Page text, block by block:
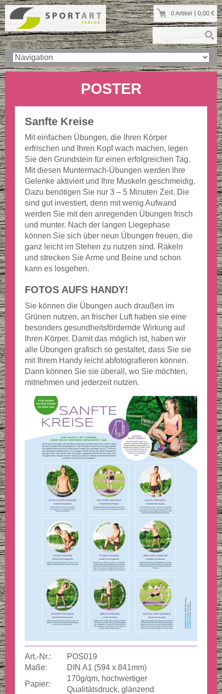
0 Artikel 0,00 €
POSTER
Sanfte Kreise
Mit einfachen Übungen, die Ihren Körper
erfrischen und Ihren Kopf wach machen, legen
Sie den Grundstein für einen erfolgreichen Tag.
Mit diesen Muntermach-Übungen werden Ihre
Gelenke aktiviert und Ihre Muskeln geschmeidig.
Dazu benötigen Sie nur 3 – 5 Minuten Zeit. Die
sind gut investiert, denn mit wenig Aufwand
werden Sie mit den anregenden Übungen frisch
und munter. Nach der langen Liegephase
können Sie sich über neun Übungen freuen, die
ganz leicht im Stehen zu nutzen sind. Räkeln
und strecken Sie Arme und Beine und schon
kann es losgehen.
FOTOS AUFS HANDY!
Sie können die Übungen auch draußen im
Grünen nutzen, an frischer Luft haben sie eine
besonders gesundheitsfördernde Wirkung auf
Ihren Körper. Damit das möglich ist, haben wir
alle Übungen grafisch so gestaltet, dass Sie sie
mit Ihrem Handy leicht abfotografieren können.
Dann können Sie sie überall, wo Sie möchten,
mitnehmen und jederzeit nutzen.
Art.-Nr.:
POS019
Maße:
DIN A1 (594 x 841mm)
Papier:
170g/qm, hochwertiger
Qualitätsdruck, glänzend